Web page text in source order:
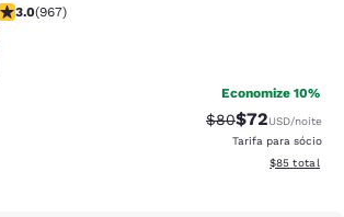
2.95 estrelas. Razoável. 967 avaliações
3.0(967)
Economize 10%
Tarifa anterior
$80Tarifa com
$72USD/noite
Tarifa para sócio
Exibir
$85 total